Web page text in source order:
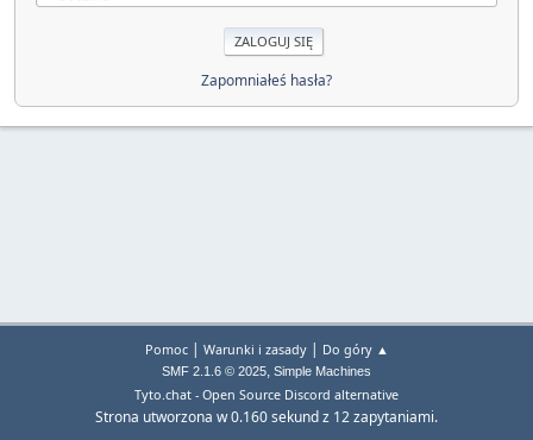
Zapomniałeś hasła?
Pomoc| Warunki i zasady| Do góry ▲
SMF 2.1.6 © 2025, Simple Machines
Tyto.chat - Open Source Discord alternative
Strona utworzona w 0.160 sekund z 12 zapytaniami.